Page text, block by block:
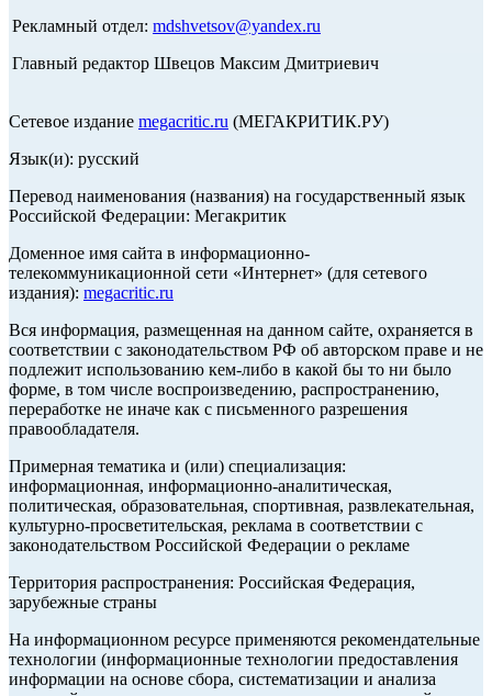
Рекламный отдел: mdshvetsov@yandex.ru
Главный редактор Швецов Максим Дмитриевич
Сетевое издание megacritic.ru (МЕГАКРИТИК.РУ)
Язык(и): русский
Перевод наименования (названия) на государственный язык
Российской Федерации: Мегакритик
Доменное имя сайта в информационно-
телекоммуникационной сети «Интернет» (для сетевого
издания): megacritic.ru
Вся информация, размещенная на данном сайте, охраняется в
соответствии с законодательством РФ об авторском праве и не
подлежит использованию кем-либо в какой бы то ни было
форме, в том числе воспроизведению, распространению,
переработке не иначе как с письменного разрешения
правообладателя.
Примерная тематика и (или) специализация:
информационная, информационно-аналитическая,
политическая, образовательная, спортивная, развлекательная,
культурно-просветительская, реклама в соответствии с
законодательством Российской Федерации о рекламе
Территория распространения: Российская Федерация,
зарубежные страны
На информационном ресурсе применяются рекомендательные
технологии (информационные технологии предоставления
информации на основе сбора, систематизации и анализа